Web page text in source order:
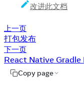
改进此文档
上一页
打包发布
下一页
React Native Gradle
Copy page